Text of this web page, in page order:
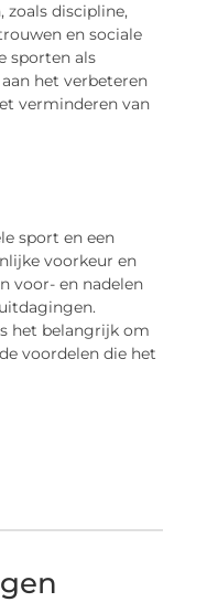
zoals discipline,
en sociale
sporten als
het verbeteren
verminderen van
sport en een
voorkeur en
voor- en nadelen
het belangrijk om
voordelen die het